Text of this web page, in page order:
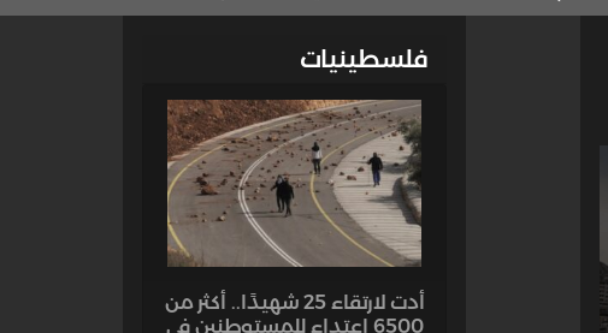
فلسطينيات
أدت لارتقاء 25 شهيدًا.. أكثر من
6500 اعتداء للمستوطنين في